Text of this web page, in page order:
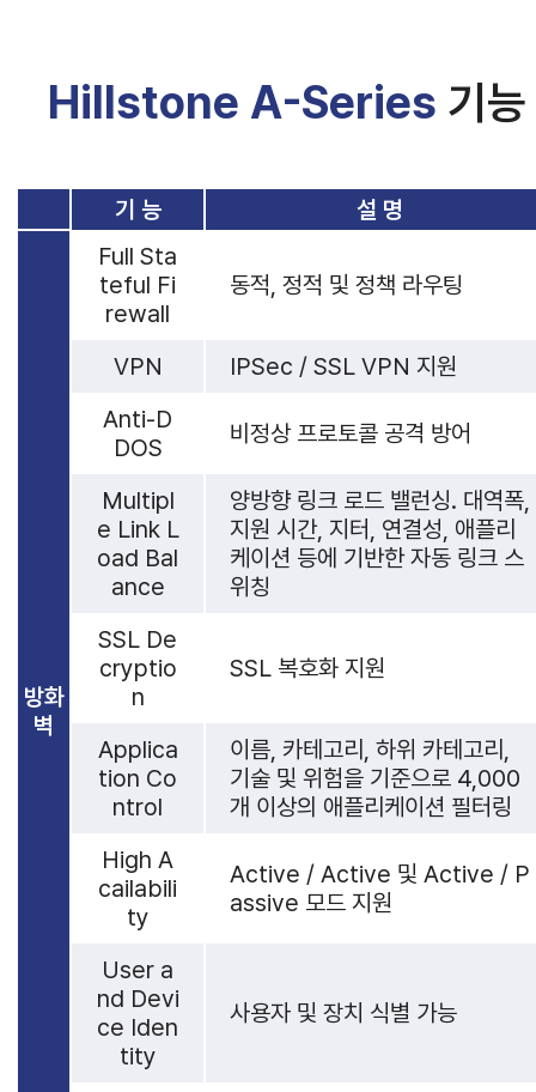
Hillstone A-Series 기능
기 능 설 명
방화
벽
Full Sta
teful Fi
rewall
동적, 정적 및 정책 라우팅
VPN
IPSec / SSL VPN 지원
Anti-D
DOS
비정상 프로토콜 공격 방어
Multipl
e Link L
oad Bal
ance
양방향 링크 로드 밸런싱. 대역폭,
지원 시간, 지터, 연결성, 애플리
케이션 등에 기반한 자동 링크 스
위칭
SSL De
cryptio
n
SSL 복호화 지원
Applica
tion Co
ntrol
이름, 카테고리, 하위 카테고리,
기술 및 위험을 기준으로 4,000
개 이상의 애플리케이션 필터링
High A
cailabili
ty
Active / Active 및 Active / P
assive 모드 지원
User a
nd Devi
ce Iden
tity
사용자 및 장치 식별 가능